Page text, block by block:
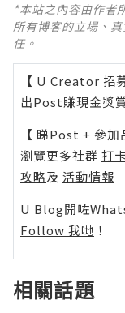
*本站之內容由作者
所有博客的立場、
任。
【 U Creator 招募
出Post賺現金獎
【 睇Post + 參加
瀏覽更多社群 打
攻略及 活動情報
U Blog開咗
Follow 我哋 ！
相關話題